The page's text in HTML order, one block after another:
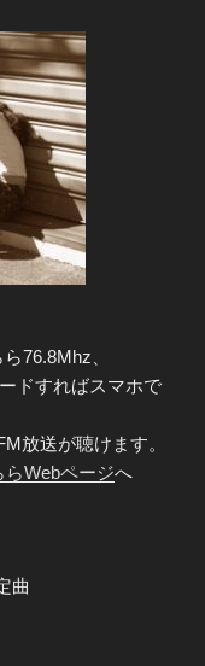
76.8Mhz、
ドすればスマホで
放送が聴けます。
らWebページへ
曲